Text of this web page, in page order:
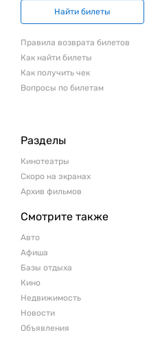
Найти билеты
Правила возврата билетов
Как найти билеты
Как получить чек
Вопросы по билетам
Разделы
Кинотеатры
Скоро на экранах
Архив фильмов
Смотрите также
Авто
Афиша
Базы отдыха
Кино
Недвижимость
Новости
Объявления